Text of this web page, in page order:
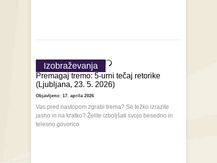
Izobraževanja
Premagaj tremo: 5-urni tečaj retorike
(Ljubljana, 23. 5. 2026)
Objavljeno: 17. aprila 2026
Vas pred nastopom zgrabi trema? Se težko izrazite
jasno in na kratko? Želite izboljšati svojo besedno in
telesno govorico